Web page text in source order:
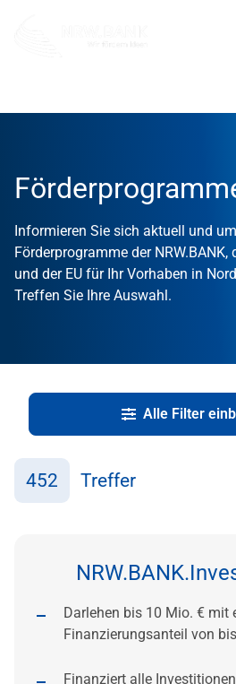
Informieren Sie sich aktuell und
Förderprogramme der
und der EU für Ihr Vorhaben in
Treffen Sie Ihre Auswahl.
Alle Filter
452 Treffer
Darlehen bis 10 Mio. € mit
Finanzierungsanteil von
Finanziert alle